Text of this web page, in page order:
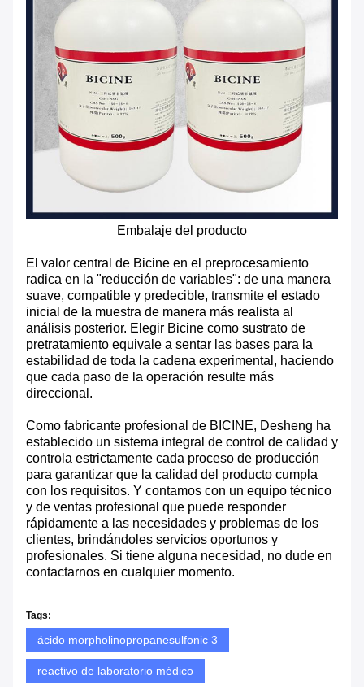
Embalaje del producto
El valor central de Bicine en el preprocesamiento
radica en la "reducción de variables": de una manera
suave, compatible y predecible, transmite el estado
inicial de la muestra de manera más realista al
análisis posterior. Elegir Bicine como sustrato de
pretratamiento equivale a sentar las bases para la
estabilidad de toda la cadena experimental, haciendo
que cada paso de la operación resulte más
direccional.
Como fabricante profesional de BICINE, Desheng ha
establecido un sistema integral de control de calidad y
controla estrictamente cada proceso de producción
para garantizar que la calidad del producto cumpla
con los requisitos. Y contamos con un equipo técnico
y de ventas profesional que puede responder
rápidamente a las necesidades y problemas de los
clientes, brindándoles servicios oportunos y
profesionales. Si tiene alguna necesidad, no dude en
contactarnos en cualquier momento.
Tags:
ácido morpholinopropanesulfonic 3
reactivo de laboratorio médico